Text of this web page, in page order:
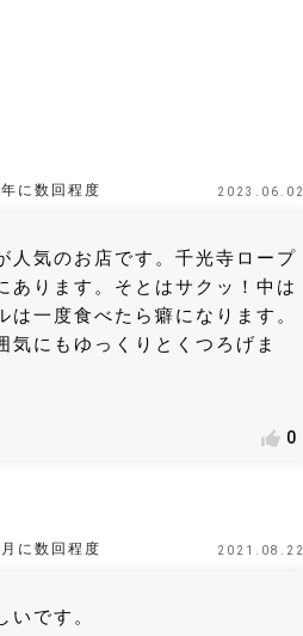
年に数回程度 2023.06.02
人気のお店です。千光寺ロープ
あります。そとはサクッ！中は
は一度食べたら癖になります。
気にもゆっくりとくつろげま
0
月に数回程度 2021.08.22
いです。